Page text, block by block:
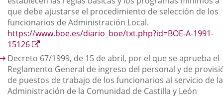
aplicación
externa.
que debe ajustarse el procedimiento de selección de los
funcionarios de Administración Local.
https://www.boe.es/diario_boe/txt.php?id=BOE-A-1991-
15126
Enlace
a
una
aplicación
externa.
Decreto 67/1999, de 15 de abril, por el que se aprueba el
Reglamento General de ingreso del personal y de
de puestos de trabajo de los funcionarios al servicio de la
Administración de la Comunidad de Castilla y León